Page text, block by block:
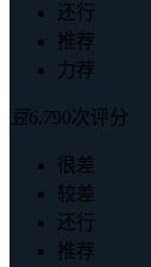
还行
推荐
力荐
豆6.790次评分
很差
较差
还行
推荐